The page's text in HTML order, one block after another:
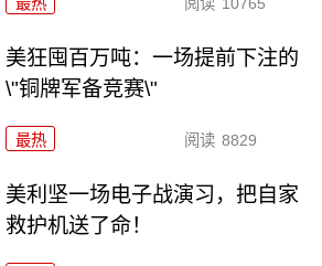
美狂囤百万吨：一场提前下注的
\"铜牌军备竞赛\"
最热 阅读 8829
美利坚一场电子战演习，把自家
救护机送了命！